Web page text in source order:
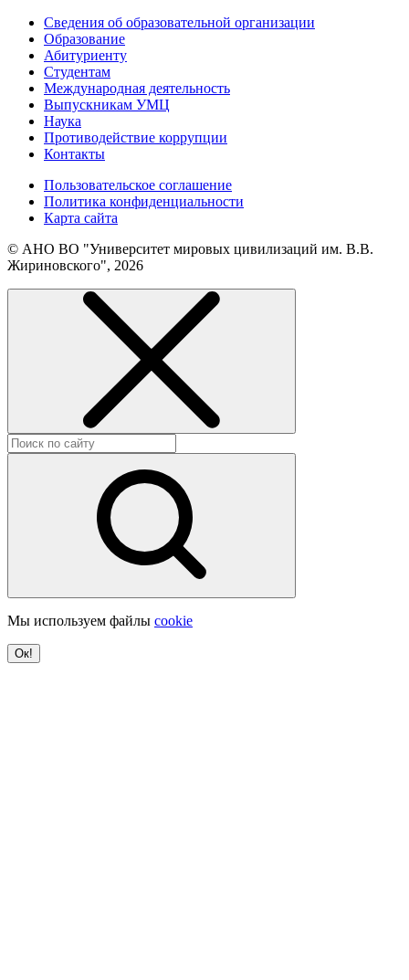
Сведения об образовательной организации
Образование
Абитуриенту
Студентам
Международная деятельность
Выпускникам УМЦ
Наука
Противодействие коррупции
Контакты
Пользовательское соглашение
Политика конфиденциальности
Карта сайта
© АНО ВО "Университет мировых цивилизаций им. В.В.
Жириновского", 2026
Мы используем файлы cookie
Ок!